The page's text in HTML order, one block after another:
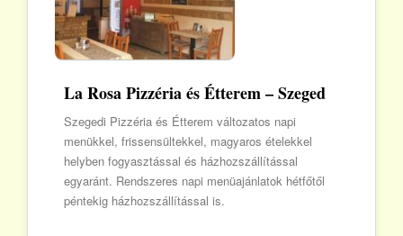
La Rosa Pizzéria és Étterem – Szeged
Szegedi Pizzéria és Étterem változatos napi
menükkel, frissensültekkel, magyaros ételekkel
helyben fogyasztással és házhozszállítással
egyaránt. Rendszeres napi menüajánlatok hétfőtől
péntekig házhozszállítással is.